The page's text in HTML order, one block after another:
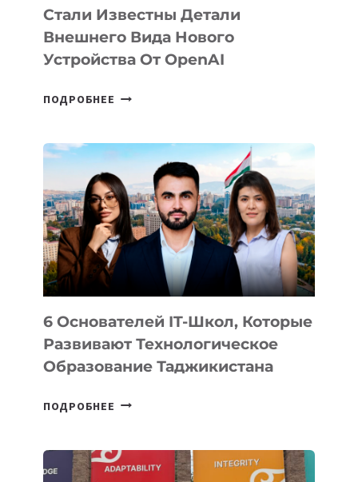
Стали Известны Детали
Внешнего Вида Нового
Устройства От OpenAI
ПОДРОБНЕЕ СТАЛИ
ВНЕШНЕГО
ВИДА
НОВОГО
УСТРОЙСТВА
ОТ
OPENAI
6 Основателей IT-Школ, Которые
Развивают Технологическое
Образование Таджикистана
ПОДРОБНЕЕ
ШКОЛ,